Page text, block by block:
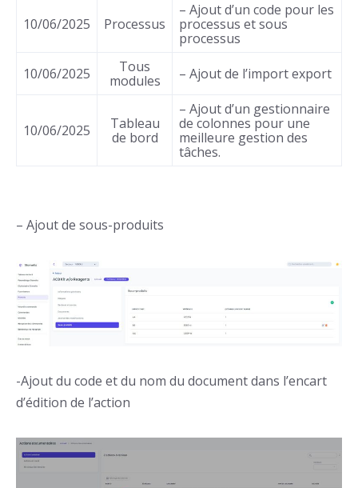
10/06/2025 Processus
– Ajout d’un code pour les
processus et sous
processus
10/06/2025
Tous
modules
– Ajout de l’import export
10/06/2025
Tableau
de bord
– Ajout d’un gestionnaire
de colonnes pour une
meilleure gestion des
tâches.
– Ajout de sous-produits
-Ajout du code et du nom du document dans l’encart
d’édition de l’action